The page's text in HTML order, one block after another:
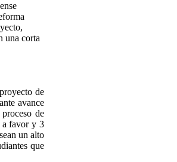
una corta
de
avance
de
a favor y 3
un alto
que